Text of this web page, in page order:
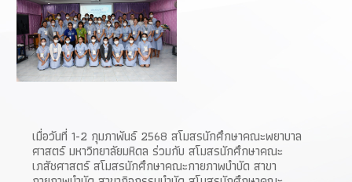
เมื่อวันที่ 1-2 กุมภาพันธ์ 2568 สโมสรนักศึกษาคณะพยาบาล
ศาสตร์ มหาวิทยาลัยมหิดล ร่วมกับ สโมสรนักศึกษาคณะ
เภสัชศาสตร์ สโมสรนักศึกษาคณะกายภาพบำบัด สาขา